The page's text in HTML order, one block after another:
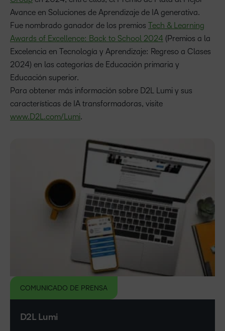
Avance en Soluciones de Aprendizaje de IA generativa.
Fue nombrado ganador de los premios Tech & Learning
Awards of Excellence: Back to School 2024 (Premios a la
Excelencia en Tecnología y Aprendizaje: Regreso a Clases
2024) en las categorías de Educación primaria y
Educación superior.
Para obtener más información sobre D2L Lumi y sus
características de IA transformadoras, visite
www.D2L.com/Lumi.
COMUNICADO DE PRENSA
D2L Lumi